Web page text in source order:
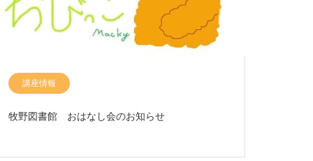
講座情報
牧野図書館 おはなし会のお知らせ